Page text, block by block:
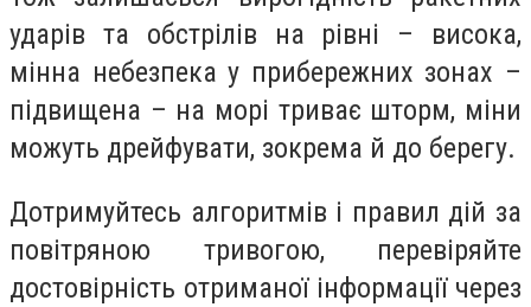
ударів та обстрілів на рівні – висока,
мінна небезпека у прибережних зонах –
підвищена – на морі триває шторм, міни
можуть дрейфувати, зокрема й до берегу.
Дотримуйтесь алгоритмів і правил дій за
повітряною тривогою, перевіряйте
достовірність отриманої інформації через